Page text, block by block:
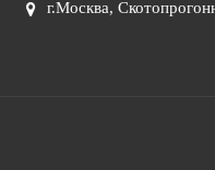
г.Москва,